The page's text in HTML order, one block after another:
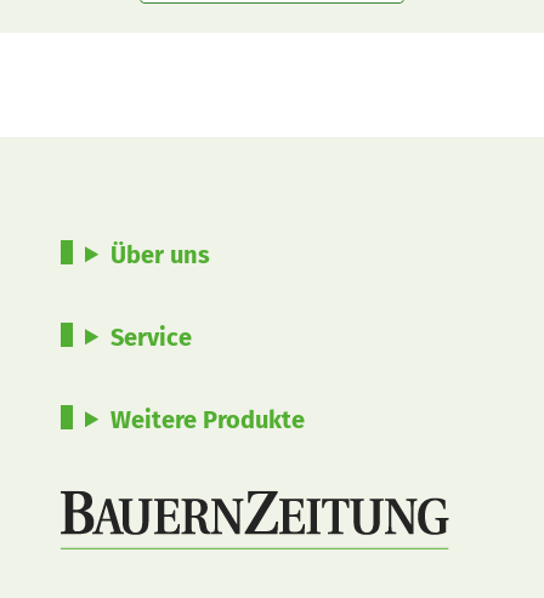
Über uns
Service
Weitere Produkte